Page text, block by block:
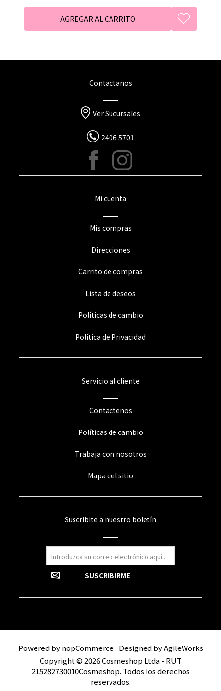
Contactanos
Ver Sucursales
2406 5701
Mi cuenta
Mis compras
Direcciones
Carrito de compras
Lista de deseos
Políticas de cambio
Política de Privacidad
Servicio al cliente
Contactenos
Políticas de cambio
Trabaja con nosotros
Mapa del sitio
Suscribite a nuestro boletín
Powered bynopCommerce Designed byAgileWorks
Copyright © 2026 Cosmeshop Ltda - RUT
215282730010Cosmeshop. Todos los derechos
reservados.